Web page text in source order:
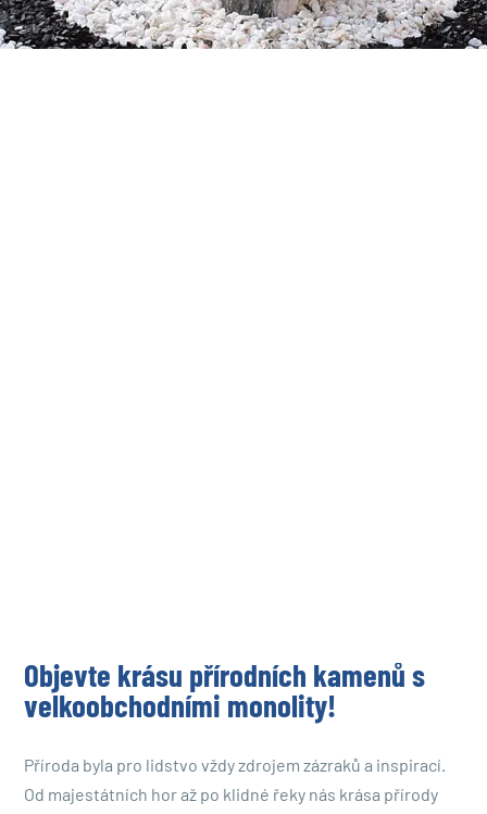
Objevte krásu přírodních kamenů s
velkoobchodními monolity!
Příroda byla pro lidstvo vždy zdrojem zázraků a inspirací.
Od majestátních hor až po klidné řeky nás krása přírody